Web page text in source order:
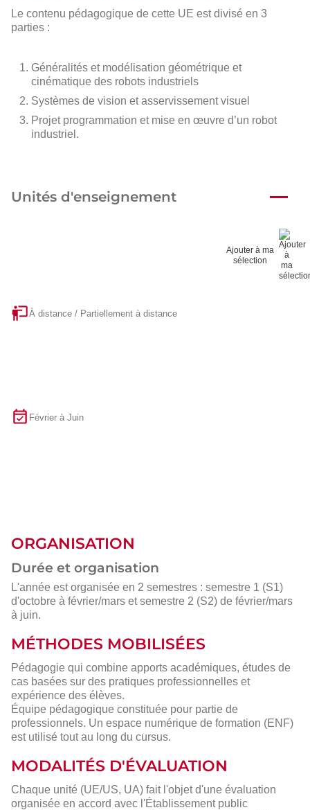
Le contenu pédagogique de cette UE est divisé en 3
parties :
Généralités et modélisation géométrique et
cinématique des robots industriels
Systèmes de vision et asservissement visuel
Projet programmation et mise en œuvre d’un robot
industriel.
Unités d'enseignement
Ajouter à ma
sélection
À distance / Partiellement à distance
Février à Juin
ORGANISATION
Durée et organisation
L'année est organisée en 2 semestres : semestre 1 (S1)
d'octobre à février/mars et semestre 2 (S2) de février/mars
à juin.
MÉTHODES MOBILISÉES
Pédagogie qui combine apports académiques, études de
cas basées sur des pratiques professionnelles et
expérience des élèves.
Équipe pédagogique constituée pour partie de
professionnels. Un espace numérique de formation (ENF)
est utilisé tout au long du cursus.
MODALITÉS D'ÉVALUATION
Chaque unité (UE/US, UA) fait l'objet d'une évaluation
organisée en accord avec l'Établissement public